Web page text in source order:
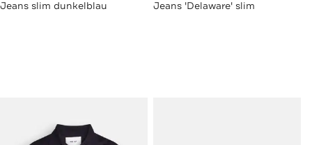
Jeans slim dunkelblau Jeans 'Delaware' slim